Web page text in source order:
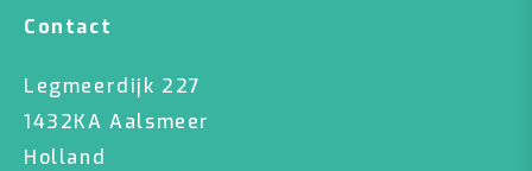
Contact
Legmeerdijk 227
1432KA Aalsmeer
Holland